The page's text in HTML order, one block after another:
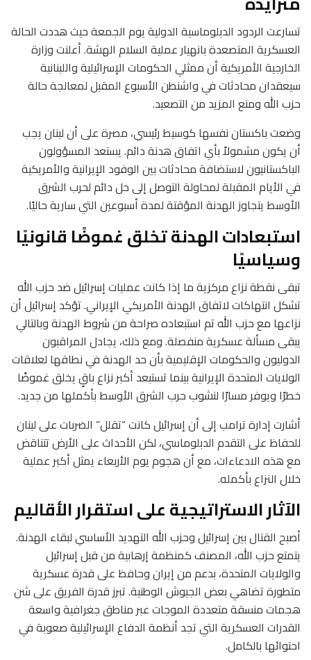
تسارعت الردود الدبلوماسية الدولية يوم الجمعة حيث هددت الحالة
العسكرية المتصعدة بانهيار عملية السلام الهشة. أعلنت وزارة
الخارجية الأمريكية أن ممثلي الحكومات الإسرائيلية واللبنانية
سيعقدان محادثات في واشنطن الأسبوع المقبل لمعالجة حالة
حزب الله ومنع المزيد من التصعيد.
وضعت باكستان نفسها كوسيط رئيسي، مصرة على أن لبنان يجب
أن يكون مشمولاً بأي اتفاق هدنة دائم. يستعد المسؤولون
الباكستانيون لاستضافة محادثات بين الوفود الإيرانية والأمريكية
في الأيام المقبلة لمحاولة التوصل إلى حل دائم لحرب الشرق
الأوسط يتجاوز الهدنة المؤقتة لمدة أسبوعين التي سارية حاليًا.
استبعادات الهدنة تخلق غموضًا قانونيًا
وسياسيًا
تبقى نقطة نزاع مركزية ما إذا كانت عمليات إسرائيل ضد حزب الله
تشكل انتهاكات لاتفاق الهدنة الأمريكي الإيراني. تؤكد إسرائيل أن
نزاعها مع حزب الله تم استبعاده صراحة من شروط الهدنة وبالتالي
يبقى مسألة عسكرية منفصلة. ومع ذلك، يجادل المراقبون
الدوليون والحكومات الإقليمية بأن حد الهدنة في نطاقها لعلاقات
الولايات المتحدة الإيرانية بينما تستبعد أكبر نزاع باقٍ يخلق غموضًا
خطرًا ويوفر مسارًا لنشوب حرب الشرق الأوسط بأكملها من جديد.
أشارت إدارة ترامب إلى أن إسرائيل كانت “تقلل” الضربات على لبنان
للحفاظ على التقدم الدبلوماسي، لكن الأحداث على الأرض تتناقض
مع هذه الادعاءات، مع أن هجوم يوم الأربعاء يمثل أكبر عملية
خلال النزاع بأكمله.
الآثار الاستراتيجية على استقرار الأقاليم
أصبح القتال بين إسرائيل وحزب الله التهديد الأساسي لبقاء الهدنة.
يتمتع حزب الله، المصنف كمنظمة إرهابية من قبل إسرائيل
والولايات المتحدة، بدعم من إيران وحافظ على قدرة عسكرية
متطورة تضاهي بعض الجيوش الوطنية. تبرز قدرة الفريق على شن
هجمات منسقة متعددة الموجات عبر مناطق جغرافية واسعة
القدرات العسكرية التي تجد أنظمة الدفاع الإسرائيلية صعوبة في
احتوائها بالكامل.